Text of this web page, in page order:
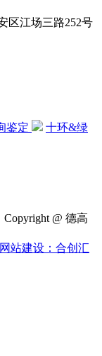
区江场三路252号
鉴定
十环&绿
@ 德高
网站建设：合创汇